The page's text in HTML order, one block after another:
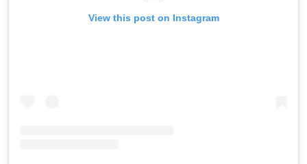
View this post on Instagram